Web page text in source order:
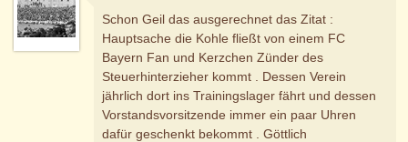
Schon Geil das ausgerechnet das Zitat :
Hauptsache die Kohle fließt von einem FC
Bayern Fan und Kerzchen Zünder des
Steuerhinterzieher kommt . Dessen Verein
jährlich dort ins Trainingslager fährt und dessen
Vorstandsvorsitzende immer ein paar Uhren
dafür geschenkt bekommt . Göttlich